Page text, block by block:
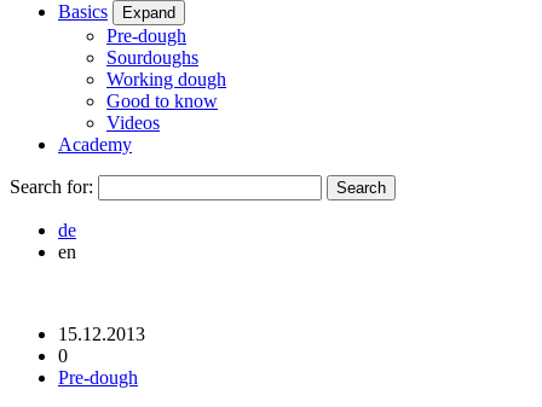
Basics
Expand
Pre-dough
Sourdoughs
Working dough
Good to know
Videos
Academy
Search for:
de
en
15.12.2013
0
Pre-dough